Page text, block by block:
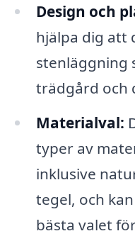
Design och
hjälpa dig att
stenläggning
trädgård och
Materialval:
typer av
inklusive
tegel, och
bästa valet